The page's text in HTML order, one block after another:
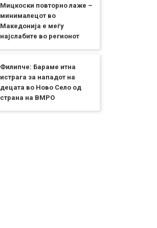
Мицкоски повторно лаже –
минималецот во
Македонија е меѓу
најслабите во регионот
Филипче: Бараме итна
истрага за нападот на
децата во Ново Село од
страна на ВМРО